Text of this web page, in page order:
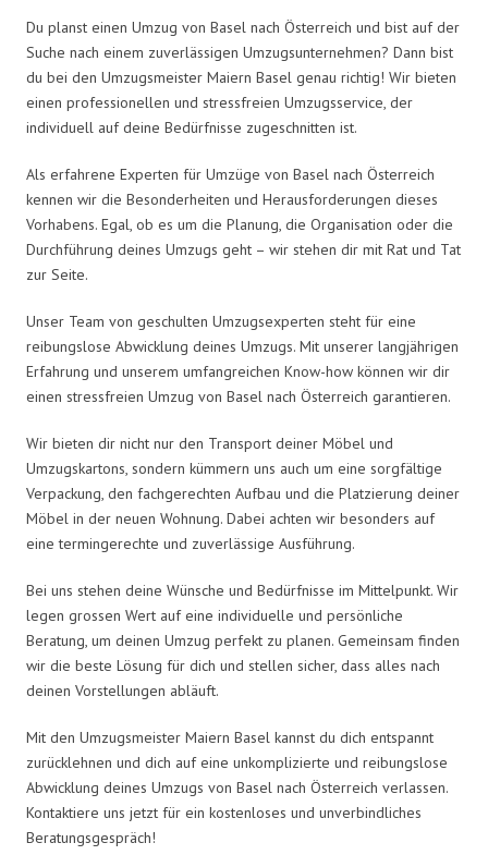
Du planst einen Umzug von Basel nach Österreich und bist auf der
Suche nach einem zuverlässigen Umzugsunternehmen? Dann bist
du bei den Umzugsmeister Maiern Basel genau richtig! Wir bieten
einen professionellen und stressfreien Umzugsservice, der
individuell auf deine Bedürfnisse zugeschnitten ist.
Als erfahrene Experten für Umzüge von Basel nach Österreich
kennen wir die Besonderheiten und Herausforderungen dieses
Vorhabens. Egal, ob es um die Planung, die Organisation oder die
Durchführung deines Umzugs geht – wir stehen dir mit Rat und Tat
zur Seite.
Unser Team von geschulten Umzugsexperten steht für eine
reibungslose Abwicklung deines Umzugs. Mit unserer langjährigen
Erfahrung und unserem umfangreichen Know-how können wir dir
einen stressfreien Umzug von Basel nach Österreich garantieren.
Wir bieten dir nicht nur den Transport deiner Möbel und
Umzugskartons, sondern kümmern uns auch um eine sorgfältige
Verpackung, den fachgerechten Aufbau und die Platzierung deiner
Möbel in der neuen Wohnung. Dabei achten wir besonders auf
eine termingerechte und zuverlässige Ausführung.
Bei uns stehen deine Wünsche und Bedürfnisse im Mittelpunkt. Wir
legen grossen Wert auf eine individuelle und persönliche
Beratung, um deinen Umzug perfekt zu planen. Gemeinsam finden
wir die beste Lösung für dich und stellen sicher, dass alles nach
deinen Vorstellungen abläuft.
Mit den Umzugsmeister Maiern Basel kannst du dich entspannt
zurücklehnen und dich auf eine unkomplizierte und reibungslose
Abwicklung deines Umzugs von Basel nach Österreich verlassen.
Kontaktiere uns jetzt für ein kostenloses und unverbindliches
Beratungsgespräch!